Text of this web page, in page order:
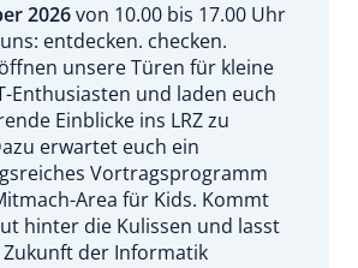
2026von 10.00 bis 17.00 Uhr
entdecken. checken.
unsere Türen für kleine
Enthusiasten und laden euch
Einblicke ins LRZ zu
erwartet euch ein
Vortragsprogramm
Area für Kids. Kommt
hinter die Kulissen und lasst
der Informatik